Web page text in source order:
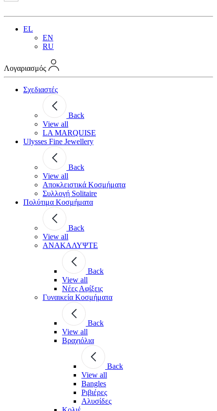
EL
EN
RU
Λογαριασμός
Σχεδιαστές
Back
View all
LA MARQUISE
Ulysses Fine Jewellery
Back
View all
Αποκλειστικά Κοσμήματα
Συλλογή Solitaire
Πολύτιμα Κοσμήματα
Back
View all
ΑΝΑΚΑΛΥΨΤΕ
Back
View all
Νέες Αφίξεις
Γυναικεία Κοσμήματα
Back
View all
Βραχιόλια
Back
View all
Bangles
Ριβιέρες
Αλυσίδες